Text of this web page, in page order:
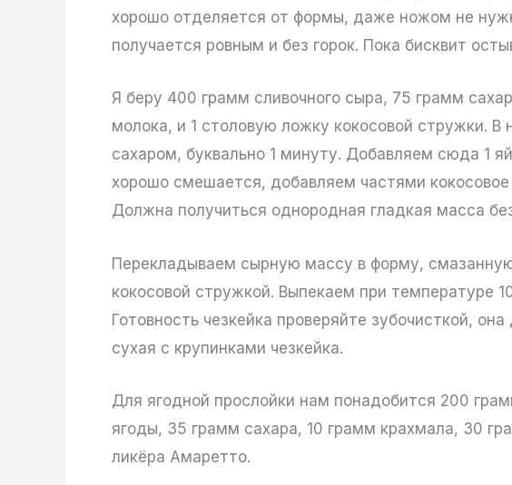
хорошо отделяется от формы, даже ножом не
получается ровным и без горок. Пока бисквит
Я беру 400 грамм сливочного сыра, 75 грамм
молока, и 1 столовую ложку кокосовой стружки. В
сахаром, буквально 1 минуту. Добавляем сюда 1
хорошо смешается, добавляем частями
Должна получиться однородная гладкая масса
Перекладываем сырную массу в форму,
кокосовой стружкой. Выпекаем при температуре
Готовность чезкейка проверяйте зубочисткой,
сухая с крупинками чезкейка.
Для ягодной прослойки нам понадобится 200
ягоды, 35 грамм сахара, 10 грамм крахмала, 30
ликёра Амаретто.